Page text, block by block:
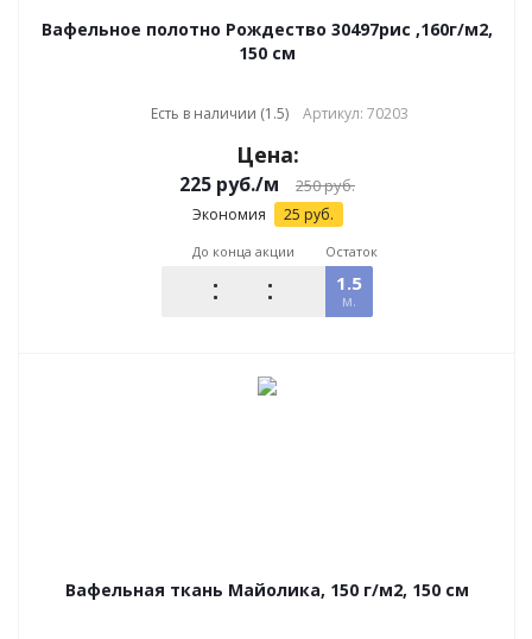
Вафельное полотно Рождество 30497рис ,160г/м2,
150 см
Есть в наличии (1.5) Артикул: 70203
Цена:
225 руб./м 250руб.
Экономия 25 руб.
До конца акции Остаток
1.5
м.
Вафельная ткань Майолика, 150 г/м2, 150 см